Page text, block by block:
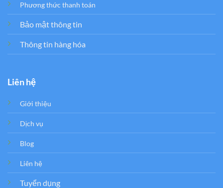
Phương thức thanh toán
Bảo mật thông tin
Thông tin hàng hóa
Liên hệ
Giới thiệu
Dịch vụ
Blog
Liên hệ
Tuyển dụng